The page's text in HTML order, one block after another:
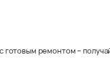
ремонтом –